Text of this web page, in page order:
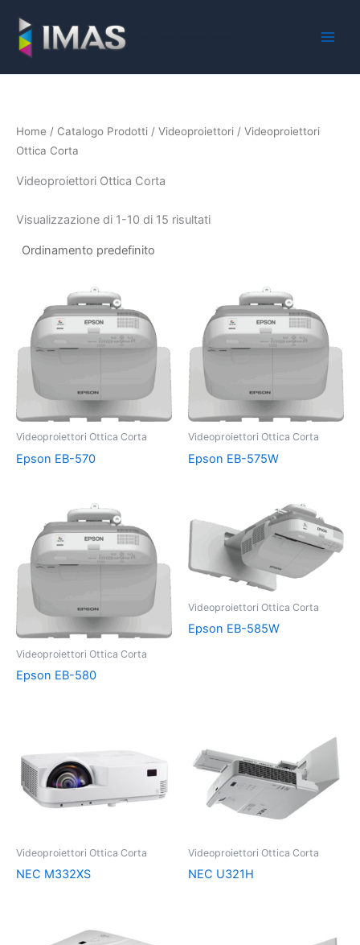
contenuto
Home / Catalogo Prodotti / Videoproiettori / Videoproiettori
Ottica Corta
Videoproiettori Ottica Corta
Visualizzazione di 1-10 di 15 risultati
Videoproiettori Ottica Corta
Epson EB-570
Videoproiettori Ottica Corta
Epson EB-575W
Videoproiettori Ottica Corta
Epson EB-580
Videoproiettori Ottica Corta
Epson EB-585W
Videoproiettori Ottica Corta
NEC M332XS
Videoproiettori Ottica Corta
NEC U321H